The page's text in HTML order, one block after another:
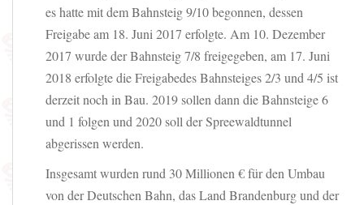
es hatte mit dem Bahnsteig 9/10 begonnen, dessen
Freigabe am 18. Juni 2017 erfolgte. Am 10. Dezember
2017 wurde der Bahnsteig 7/8 freigegeben, am 17. Juni
2018 erfolgte die Freigabedes Bahnsteiges 2/3 und 4/5 ist
derzeit noch in Bau. 2019 sollen dann die Bahnsteige 6
und 1 folgen und 2020 soll der Spreewaldtunnel
abgerissen werden.
Insgesamt wurden rund 30 Millionen € für den Umbau
von der Deutschen Bahn, das Land Brandenburg und der